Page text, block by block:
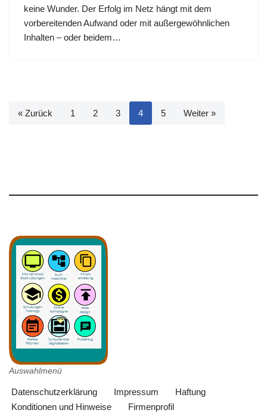
keine Wunder. Der Erfolg im Netz hängt mit dem
vorbereitenden Aufwand oder mit außergewöhnlichen
Inhalten – oder beidem…
« Zurück 1 2 3 4 5 Weiter »
Auswahlmenü
Datenschutzerklärung Impressum
Haftung
Konditionen und Hinweise
Firmenprofil